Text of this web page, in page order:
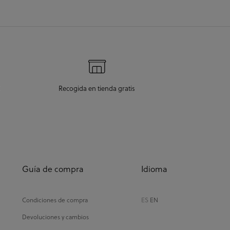
Recogida en tienda gratis
Guía de compra
Condiciones de compra
Devoluciones y cambios
Idioma
ES EN